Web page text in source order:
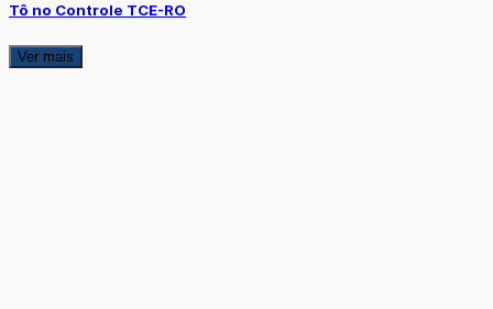
Tô no Controle TCE-RO
Ver mais